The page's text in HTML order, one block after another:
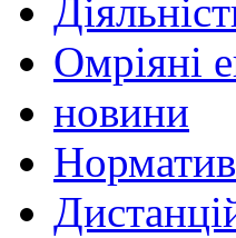
Омріяні
новини